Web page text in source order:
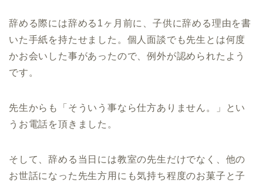
辞める際には辞める1ヶ月前に、子供に辞める理由を書
いた手紙を持たせました。個人面談でも先生とは何度
かお会いした事があったので、例外が認められたよう
です。
先生からも「そういう事なら仕方ありません。」とい
うお電話を頂きました。
そして、辞める当日には教室の先生だけでなく、他の
お世話になった先生方用にも気持ち程度のお菓子と子